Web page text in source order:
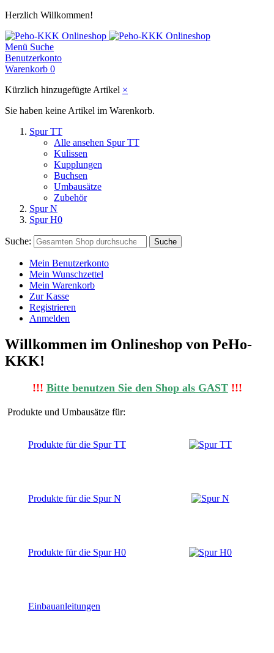
Herzlich Willkommen!
Menü Suche
Benutzerkonto
Warenkorb 0
Kürzlich hinzugefügte Artikel ×
Sie haben keine Artikel im Warenkorb.
Spur TT
Alle ansehen Spur TT
Kulissen
Kupplungen
Buchsen
Umbausätze
Zubehör
Spur N
Spur H0
Suche: Suche
Mein Benutzerkonto
Mein Wunschzettel
Mein Warenkorb
Zur Kasse
Registrieren
Anmelden
Willkommen im Onlineshop von PeHo-
KKK!
!!! Bitte benutzen Sie den Shop alsGAST!!!
Produkte und Umbausätze für:
Produkte für die Spur TT
Produkte für die Spur N
Produkte für die Spur H0
Einbauanleitungen